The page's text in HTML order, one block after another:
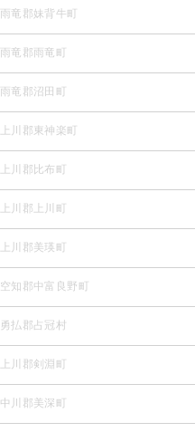
雨竜郡妹背牛町
雨竜郡雨竜町
雨竜郡沼田町
上川郡東神楽町
上川郡比布町
上川郡上川町
上川郡美瑛町
空知郡中富良野町
勇払郡占冠村
上川郡剣淵町
中川郡美深町